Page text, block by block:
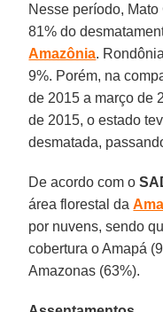
Nesse período,
81% do
Amazônia.
9%. Porém, na
de 2015 a março de
de 2015, o estado
desmatada,
De acordo com o
área florestal da
por nuvens, sendo
cobertura o Amapá
Amazonas (63%).